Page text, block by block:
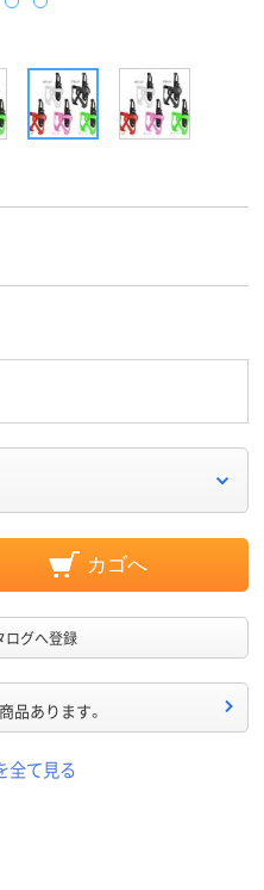
カゴへ
ログへ登録
商品あります。
全て見る